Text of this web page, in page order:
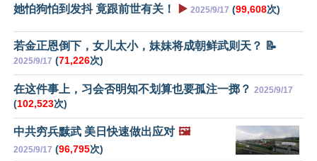
她怕狗怕到发抖 竟跟前世有关！ ▶️ 2025/9/17 (99,608次)
若金正恩倒下，女儿太小，妹妹将成朝鲜武则天？ 📝
2025/9/17 (71,226次)
在这件事上，习会否明知不划算也要孤注一掷？ 2025/9/17
(102,523次)
中共穷兵黩武 美日快速做出应对 🖼️
2025/9/17 (96,795次)